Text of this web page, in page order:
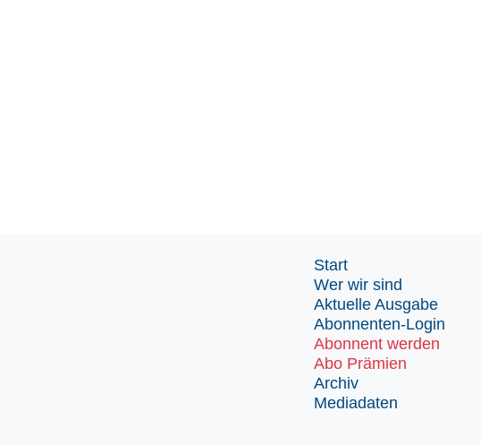
Start
Wer wir sind
Aktuelle Ausgabe
Abonnenten-Login
Abonnent werden
Abo Prämien
Archiv
Mediadaten